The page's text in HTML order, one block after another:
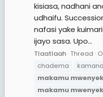
kisiasa, nadhani
udhaifu.
nafasi yake
ijayo sasa. Upo...
Tlaatlaah Thread
chadema
makamu
makamu